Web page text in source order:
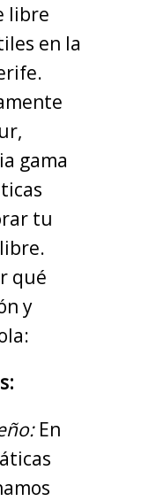
libre
en la
gama
tu
qué
y
En